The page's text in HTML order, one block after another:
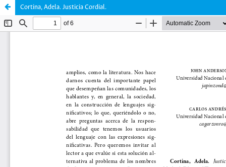
Cortina, Adela. Justicia Cordial.